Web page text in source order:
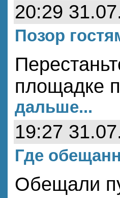
20:29
Позор
площадке
дальше...
19:27
Где
Обещали